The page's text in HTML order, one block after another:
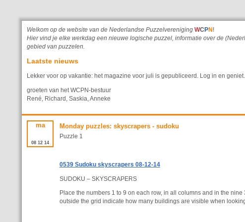
Welkom op de website van de Nederlandse Puzzelvereniging WC PN !
Hier vind je elke werkdag een nieuwe logische puzzel, informatie over de
gebied van puzzelen.
Laatste nieuws
Lekker voor op vakantie: het magazine voor juli is gepubliceerd. Log in en geniet.
groeten van het WCPN-bestuur
René, Richard, Saskia, Anneke
ma
08 12 14
Monday puzzles: skyscrapers - sudoku
Puzzle 1
0539 Sudoku skyscrapers 08-12-14
SUDOKU – SKYSCRAPERS
Place the numbers 1 to 9 on each row, in all columns and in the
outside the grid indicate how many buildings are visible when